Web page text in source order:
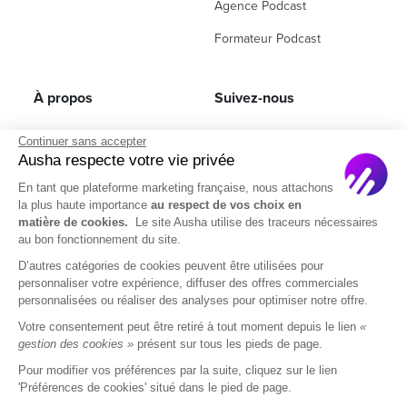
Agence Podcast
Formateur Podcast
À propos
À propos de nous
Recrutement
Programme d’affiliation
Contact commercial
Partenaires
Questions fréquentes
Suivez-nous
Facebook
Continuer sans accepter
Ausha respecte votre vie privée
En tant que plateforme marketing française, nous attachons
la plus haute importance au respect de vos choix en
matière de cookies.
Le site Ausha utilise des traceurs nécessaires
au bon fonctionnement du site.
D’autres catégories de cookies peuvent être utilisées pour
personnaliser votre expérience, diffuser des offres commerciales
personnalisées ou réaliser des analyses pour optimiser notre offre.
Votre consentement peut être retiré à tout moment depuis le lien «
gestion des cookies » présent sur tous les pieds de page.
Pour modifier vos préférences par la suite, cliquez sur le lien
'Préférences de cookies' situé dans le pied de page.